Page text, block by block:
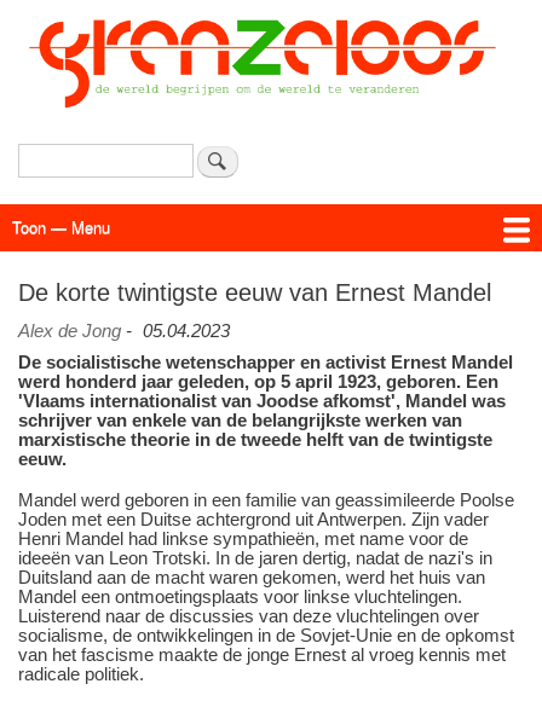
Overslaan
en
naar
de
Zoeken
Menu
Toon — Menu
De korte twintigste eeuw van Ernest Mandel
Alex de Jong - 05.04.2023
De socialistische wetenschapper en activist Ernest Mandel
werd honderd jaar geleden, op 5 april 1923, geboren. Een
'Vlaams internationalist van Joodse afkomst', Mandel was
schrijver van enkele van de belangrijkste werken van
marxistische theorie in de tweede helft van de twintigste
eeuw.
Mandel werd geboren in een familie van geassimileerde Poolse
Joden met een Duitse achtergrond uit Antwerpen. Zijn vader
Henri Mandel had linkse sympathieën, met name voor de
ideeën van Leon Trotski. In de jaren dertig, nadat de nazi's in
Duitsland aan de macht waren gekomen, werd het huis van
Mandel een ontmoetingsplaats voor linkse vluchtelingen.
Luisterend naar de discussies van deze vluchtelingen over
socialisme, de ontwikkelingen in de Sovjet-Unie en de opkomst
van het fascisme maakte de jonge Ernest al vroeg kennis met
radicale politiek.